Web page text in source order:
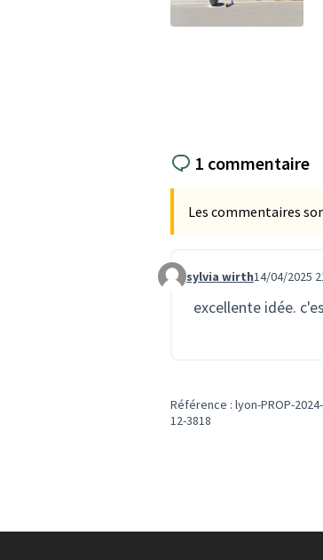
1 commentaire
Les commentaires
Commentaire 3611
sylvia wirth14/04/2025
excellente idée.
Référence : lyon-PROP-2024-
12-3818